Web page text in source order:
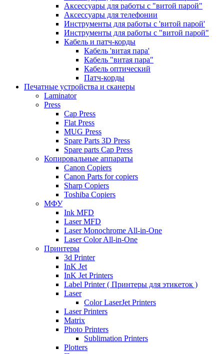
Аксессуары для работы с "витой парой"
Аксессуары для телефонии
Инструменты для работы с 'витой парой'
Инструменты для работы с "витой парой"
Кабель и патч-корды
Кабель 'витая пара'
Кабель "витая пара"
Кабель оптический
Патч-корды
Печатные устройства и сканеры
Laminator
Press
Cap Press
Flat Press
MUG Press
Spare Parts 3D Press
Spare parts Cap Press
Копировальные аппараты
Canon Copiers
Canon Parts for copiers
Sharp Copiers
Toshiba Copiers
МФУ
Ink MFD
Laser MFD
Laser Monochrome All-in-One
Laser Color All-in-One
Принтеры
3d Printer
InK Jet
InK Jet Printers
Label Printer ( Принтеры для этикеток )
Laser
Color LaserJet Printers
Laser Printers
Matrix
Photo Printers
Sublimation Printers
Plotters